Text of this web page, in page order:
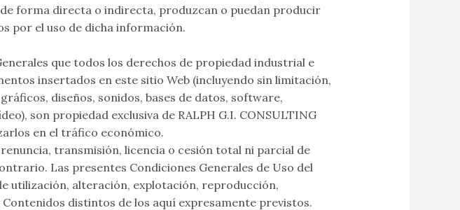
forma directa o indirecta, produzcan o puedan producir
por el uso de dicha información.
que todos los derechos de propiedad industrial e
insertados en este sitio Web (incluyendo sin limitación,
diseños, sonidos, bases de datos, software,
son propiedad exclusiva de RALPH G.I. CONSULTING
en el tráfico económico.
transmisión, licencia o cesión total ni parcial de
Las presentes Condiciones Generales de Uso del
utilización, alteración, explotación, reproducción,
distintos de los aquí expresamente previstos.